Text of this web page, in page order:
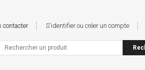
contacter S'identifier ou créer un compte